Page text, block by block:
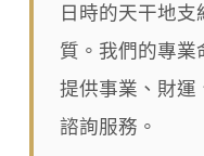
日時的天干地
質。我們的專業
提供事業、財運
諮詢服務。